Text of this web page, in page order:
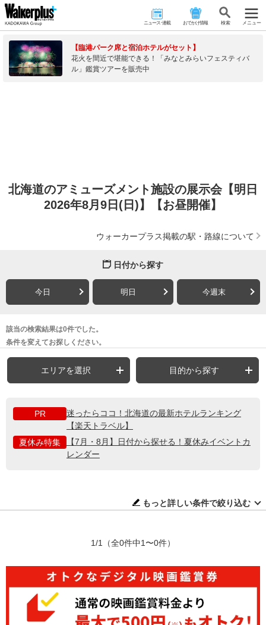
ニュース･連載 おでかけ情報 検 索 メニュー
【臨港パーク席と宿泊ホテルがセット】
花火を間近で堪能できる！「みなとみらいフェスティバ
ル」鑑賞ツアーを販売中
北海道のアミューズメント施設の展示会【明日
2026年8月9日(日)】【お昼開催】
ウォーカープラス掲載の駅・路線について
日付から探す
今日 明日 今週末
該当の検索結果は0件でした。
条件を変えてお探しください。
エリアを選択 目的から探す
PR
迷ったらココ！北海道の最新ホテルランキング
【楽天トラベル】
夏休み特集
【7月・8月】日付から探せる！夏休みイベントカ
レンダー
もっと詳しい条件で絞り込む
1/1 （全0件中1〜0件）